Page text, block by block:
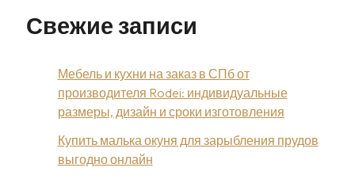
Свежие записи
Мебель и кухни на заказ в СПб от
производителя Rodei: индивидуальные
размеры, дизайн и сроки изготовления
Купить малька окуня для зарыбления прудов
выгодно онлайн